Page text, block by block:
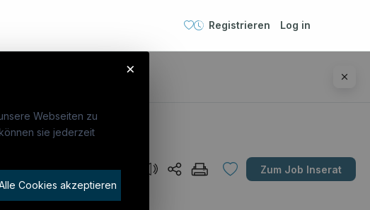
Registrieren Log in
Zum Job Inserat
×
Webseiten zu
sie jederzeit
Cookies akzeptieren
Kandidaten finden